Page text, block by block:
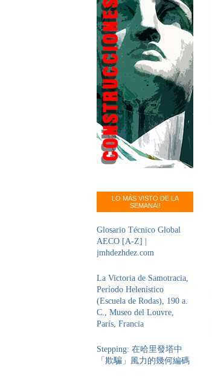
LO MÁS VISTO DE LA
SEMANA!!
Glosario Técnico Global
AECO [A-Z] |
jmhdezhdez.com
La Victoria de Samotracia,
Período Helenístico
(Escuela de Rodas), 190 a.
C., Museo del Louvre,
París, Francia
Stepping: 在哈里發塔中
「欺騙」風力的幾何編碼